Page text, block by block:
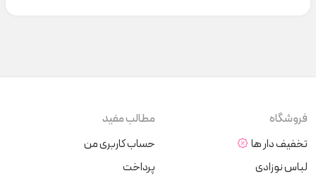
فروشگاه
تخفیف دار ها
لباس نوزادی
مطالب مفید
حساب کاربری من
پرداخت